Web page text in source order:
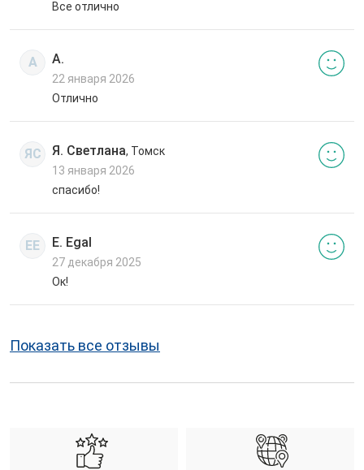
Все отлично
А А.
22 января 2026
Отлично
ЯС Я. Светлана, Томск
13 января 2026
спасибо!
EE E. Egal
27 декабря 2025
Ок!
Показать все отзывы